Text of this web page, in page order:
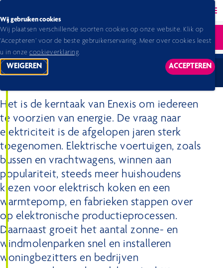
Wij gebruiken cookies
Wij plaatsen verschillende soorten cookies op onze website. Klik op
‘Accepteren’ voor de beste gebruikerservaring. Meer over cookies leest
u in onze cookieverklaring.
WEIGEREN
TRACKING SCRIPTS
ACCEPTEREN
Home 2026
Duurzaamheidsverklaring
S4 Consumenten en eindgebruikers
S4 Consumenten en eindgebruikers
Het is de kerntaak van Enexis om iedereen
te voorzien van energie. De vraag naar
elektriciteit is de afgelopen jaren sterk
toegenomen. Elektrische voertuigen, zoals
bussen en vrachtwagens, winnen aan
populariteit, steeds meer huishoudens
kiezen voor elektrisch koken en een
warmtepomp, en fabrieken stappen over
op elektronische productieprocessen.
Daarnaast groeit het aantal zonne- en
windmolenparken snel en installeren
woningbezitters en bedrijven